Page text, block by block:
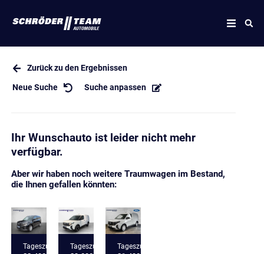
Zurück zu den Ergebnissen
Neue Suche Suche anpassen
Ihr Wunschauto ist leider nicht mehr
verfügbar.
Aber wir haben noch weitere Traumwagen im Bestand,
die Ihnen gefallen könnten:
TageszulassungTageszulassungTageszulassung